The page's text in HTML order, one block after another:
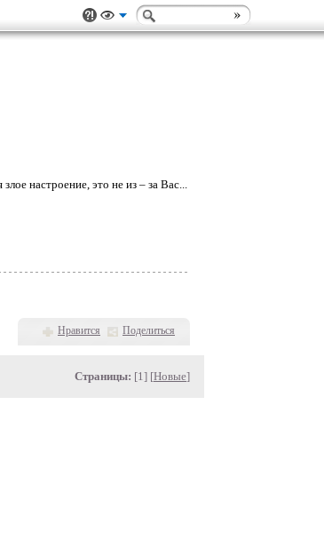
настроение, это не из – за Вас...
Нравится Поделиться
Страницы: [1] [Новые]